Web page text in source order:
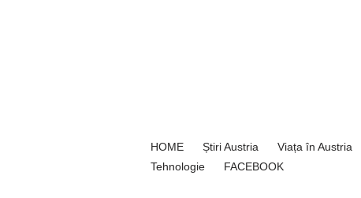
HOME Știri Austria Viața în Austria
Tehnologie
FACEBOOK